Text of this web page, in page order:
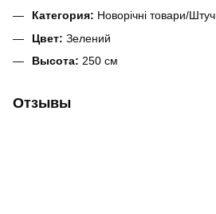
Категория: Новорічні товари/
Цвет: Зелений
Высота: 250 см
Отзывы